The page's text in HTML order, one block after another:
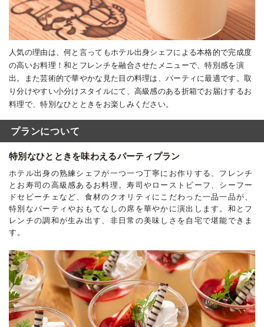
人気の理由は、何と言ってもホテル出身シェフによる本格的で完成度
の高いお料理！和とフレンチを融合させたメニューで、特別感を演
出。また芸術的で華やかな見た目の料理は、パーティに最適です。取
り分けやすい小分けスタイルにて、高級感のある折箱でお届けするお
料理で、特別なひとときをお楽しみください。
プランについて
特別なひとときを味わえるパーティプラン
ホテル出身の熟練シェフが一つ一つ丁寧にお作りする、フレンチ
とお寿司の高級感あるお料理。寿司やローストビーフ、シーフー
ドセビーチェなど、食材のクオリティにこだわった一品一品が、
特別なパーティやおもてなしの席を華やかに演出します。和とフ
レンチの調和が生み出す、非日常の美味しさを自宅で堪能できま
す。